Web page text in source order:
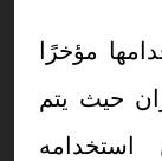
مؤخرًا
حيث يتم